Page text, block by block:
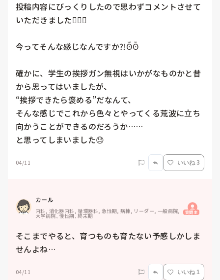
投稿内容にびっくりしたので思わずコメントさせて
いただきました🙇🏻‍♀️
今ってそんな感じなんですか⁈ꙨꙻꙨꙻ
確かに、学生の挨拶ガン無視はいかがなものかと昔
から思ってはいましたが、
“挨拶できたら褒める”だなんて、
そんな感じでこれから色々とやってくる荒波に立ち
向かうことができるのだろうか……
と思ってしまいました😓
04/11 いいね 3
カール
内科, 消化器内科, 循環器科, 急性期, 病棟, リーダー, 一般病院,
大学病院, 慢性期, 終末期 質問主
そこまでやると、育つものも育たない予感しかしま
せんよね…
04/11 いいね 1